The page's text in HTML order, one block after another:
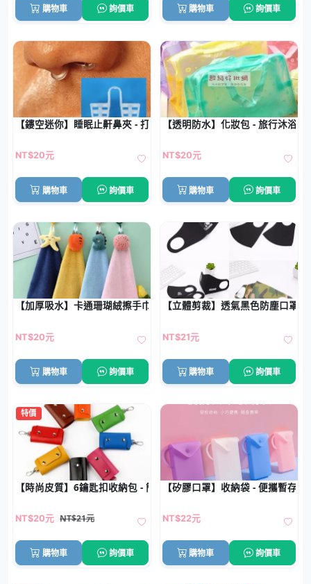
購物車 詢價車 購物車 詢價車
【鏤空迷你】睡眠止鼾鼻夾 - 打呼治療器
NT$20元
購物車 詢價車
【透明防水】化妝包 - 旅行沐浴用
NT$20元
購物車 詢價車
【加厚吸水】卡通珊瑚絨擦手巾 - 掛式方巾毛巾手帕
NT$20元
購物車 詢價車
【立體剪裁】透氣黑色防塵口罩-
NT$21元
購物車 詢價車
特價
【時尚皮質】6鑰匙扣收納包 - 簡約便攜鑰匙管理包
NT$20元 NT$21元
購物車 詢價車
【矽膠口罩】收納袋 - 便攜暫存口
NT$22元
購物車 詢價車